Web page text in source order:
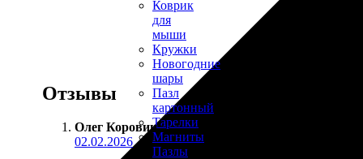
Коврик
для
мыши
Кружки
Новогодние
шары
Пазл
картонный
Тарелки
Магниты
Пазлы
Отзывы
Олег Коровин :
02.02.2026